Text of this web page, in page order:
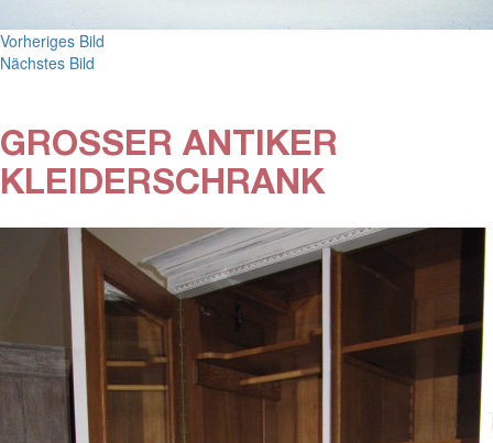
Vorheriges Bild
Nächstes Bild
GROSSER ANTIKER K
LEIDERSCHRANK